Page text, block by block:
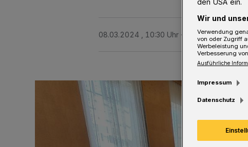
08.03.2024 , 10:30 Uhr Eine Minute
den USA ein.
Wir und
Verwendung
von oder Zugriff
Werbeleistung
Verbesserung
Ausführliche
Impressum
Datenschutz